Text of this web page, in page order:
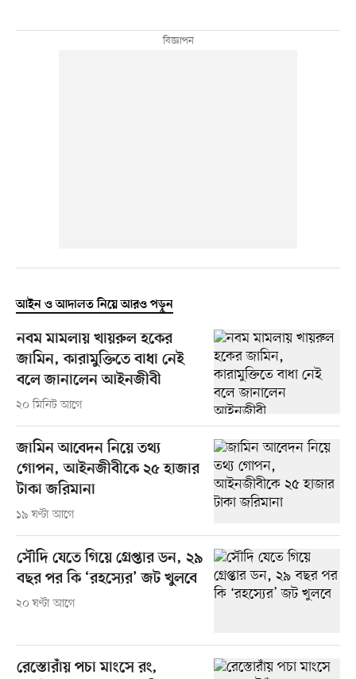
আইন ও আদালত নিয়ে আরও পড়ুন
নবম মামলায় খায়রুল হকের
জামিন, কারামুক্তিতে বাধা নেই
বলে জানালেন আইনজীবী
২০ মিনিট আগে
জামিন আবেদন নিয়ে তথ্য
গোপন, আইনজীবীকে ২৫ হাজার
টাকা জরিমানা
১৯ ঘণ্টা আগে
সৌদি যেতে গিয়ে গ্রেপ্তার ডন, ২৯
বছর পর কি ‘রহস্যের’ জট খুলবে
২০ ঘণ্টা আগে
রেস্তোরাঁয় পচা মাংসে রং,